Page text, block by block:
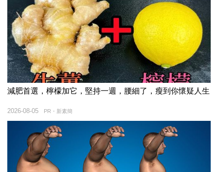
減肥首選，檸檬加它，堅持一週，腰細了，瘦到你懷疑人生
PR・新素簡
2026-08-05